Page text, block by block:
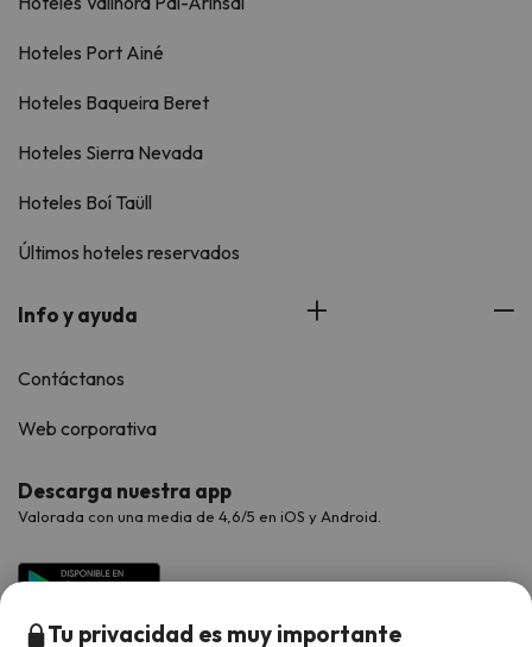
Hoteles Port Ainé
Hoteles Baqueira Beret
Hoteles Sierra Nevada
Hoteles Boí Taüll
Últimos hoteles reservados
Info y ayuda
Contáctanos
Web corporativa
Descarga nuestra app
Valorada con una media de 4,6/5 en iOS y Android.
Tu privacidad es muy importante